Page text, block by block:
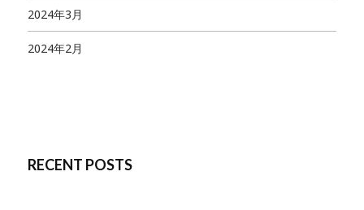
2024年3月
2024年2月
RECENT POSTS